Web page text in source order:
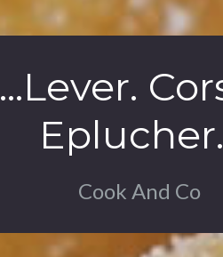
...Lever.
Cook And Co